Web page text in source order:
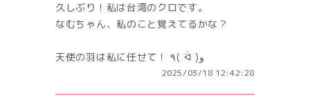
久しぶり！私は台湾のクロです。
なむちゃん、私のこと覚えてるかな？
天使の羽は私に任せて！ ٩( ᐛ )و
2025/03/18 12:42:28